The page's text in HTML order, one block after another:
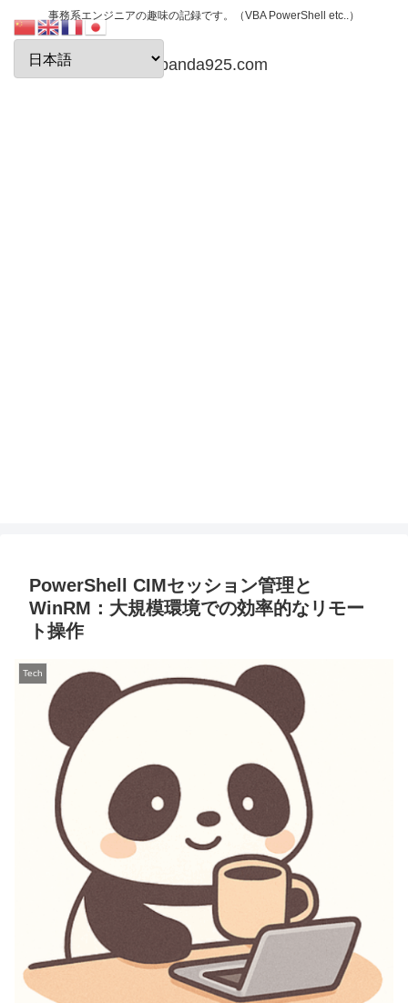
事務系エンジニアの趣味の記録です。（VBA PowerShell etc..）
papanda925.com
PowerShell CIMセッション管理と
WinRM：大規模環境での効率的なリモー
ト操作
Tech